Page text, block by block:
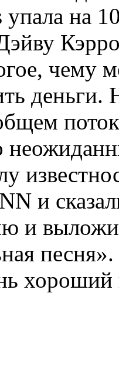
на
чему
деньги.
и
и
хороший